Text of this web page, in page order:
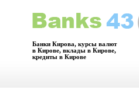
Банки Кирова, курсы валют
в Кирове, вклады в Кирове,
кредиты в Кирове